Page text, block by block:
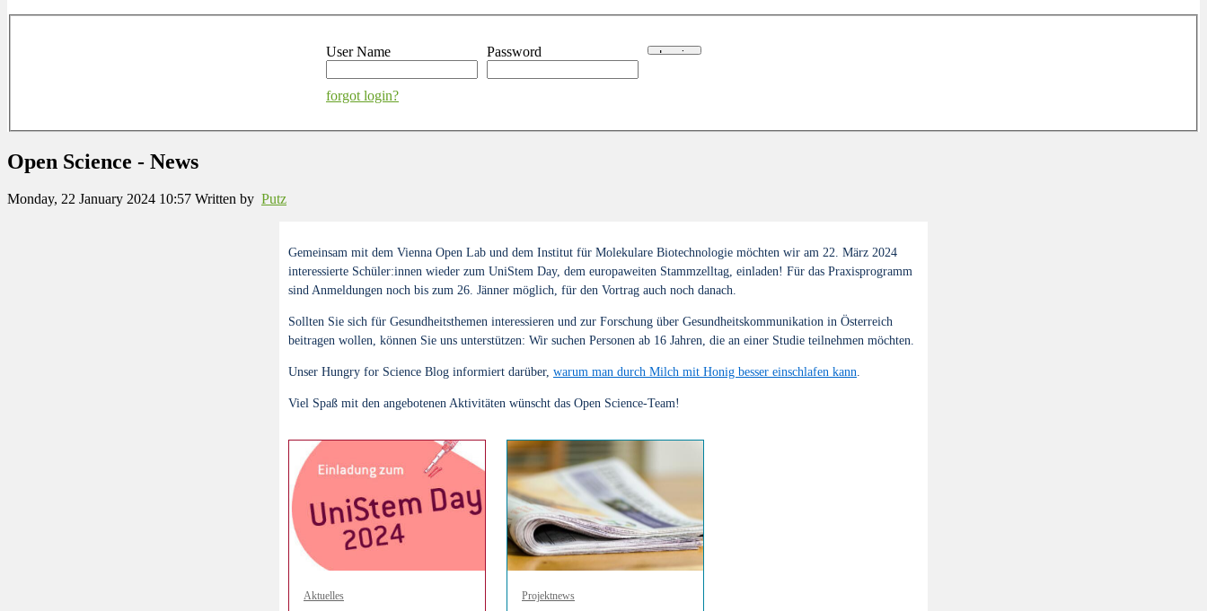
User Name Password
forgot login?
Open Science - News
Monday, 22 January 2024 10:57 Written by Putz
Gemeinsam mit dem Vienna Open Lab und dem Institut für Molekulare Biotechnologie möchten wir am 22. März 2024
interessierte Schüler:innen wieder zum UniStem Day, dem europaweiten Stammzelltag, einladen! Für das Praxisprogramm
sind Anmeldungen noch bis zum 26. Jänner möglich, für den Vortrag auch noch danach.
Sollten Sie sich für Gesundheitsthemen interessieren und zur Forschung über Gesundheitskommunikation in Österreich
beitragen wollen, können Sie uns unterstützen: Wir suchen Personen ab 16 Jahren, die an einer Studie teilnehmen möchten.
Unser Hungry for Science Blog informiert darüber, warum man durch Milch mit Honig besser einschlafen kann.
Viel Spaß mit den angebotenen Aktivitäten wünscht das Open Science-Team!
Aktuelles Projektnews